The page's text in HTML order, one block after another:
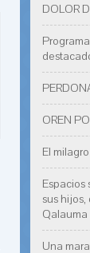
DOLOR
OREN
El
Espacios
sus
Qalauma
Una